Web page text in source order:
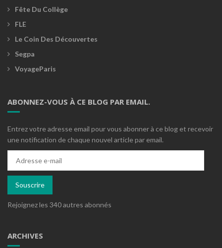
Fête Du Collège
FLE
Le Coin Des Découvertes
Segpa
VoyageParis
ABONNEZ-VOUS À CE BLOG PAR EMAIL.
Entrez votre adresse email pour vous abonner à ce blog et recevoir
une notification de chaque nouvel article par email.
mail
Souscrire
Rejoignez les 340 autres abonnés
ARCHIVES